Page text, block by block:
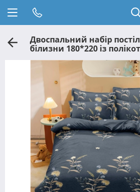
Двоспальний набір
білизни 180*220 із
Черешенька™